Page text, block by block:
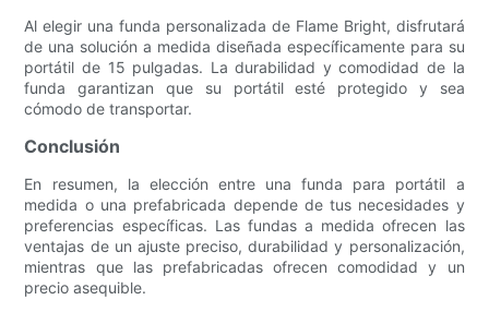
Al elegir una funda personalizada de Flame Bright, disfrutará
de una solución a medida diseñada específicamente para su
portátil de 15 pulgadas. La durabilidad y comodidad de la
funda garantizan que su portátil esté protegido y sea
cómodo de transportar.
Conclusión
En resumen, la elección entre una funda para portátil a
medida o una prefabricada depende de tus necesidades y
preferencias específicas. Las fundas a medida ofrecen las
ventajas de un ajuste preciso, durabilidad y personalización,
mientras que las prefabricadas ofrecen comodidad y un
precio asequible.